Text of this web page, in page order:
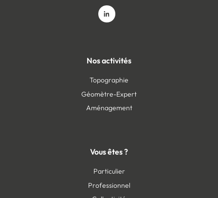
Nos activités
Topographie
Géomètre-Expert
Aménagement
Vous êtes ?
Particulier
Professionnel